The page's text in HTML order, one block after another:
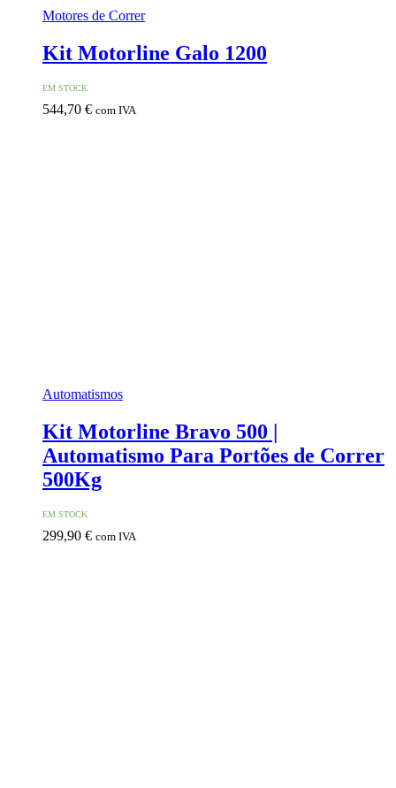
Motores de Correr
Kit Motorline Galo 1200
EM STOCK
544,70 € com IVA
Automatismos
Kit Motorline Bravo 500 |
Automatismo Para Portões de Correr
500Kg
EM STOCK
299,90 € com IVA